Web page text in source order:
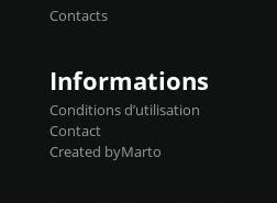
Contacts
Informations
Conditions d’utilisation
Contact
Created byMarto